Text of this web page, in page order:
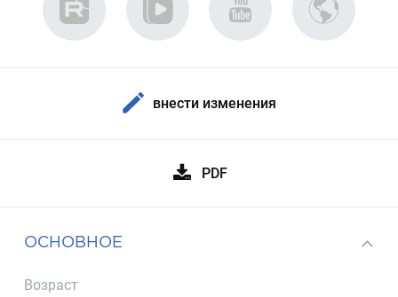
внести изменения
PDF
ОСНОВНОЕ
Возраст